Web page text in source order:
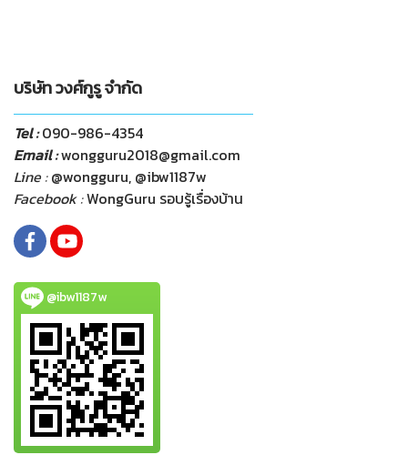
บริษัท วงศ์กูรู จำกัด
Tel :090-986-4354
Email :wongguru2018@gmail.com
Line :@wongguru, @ibw1187w
Facebook :WongGuru รอบรู้เรื่องบ้าน
@ibw1187w